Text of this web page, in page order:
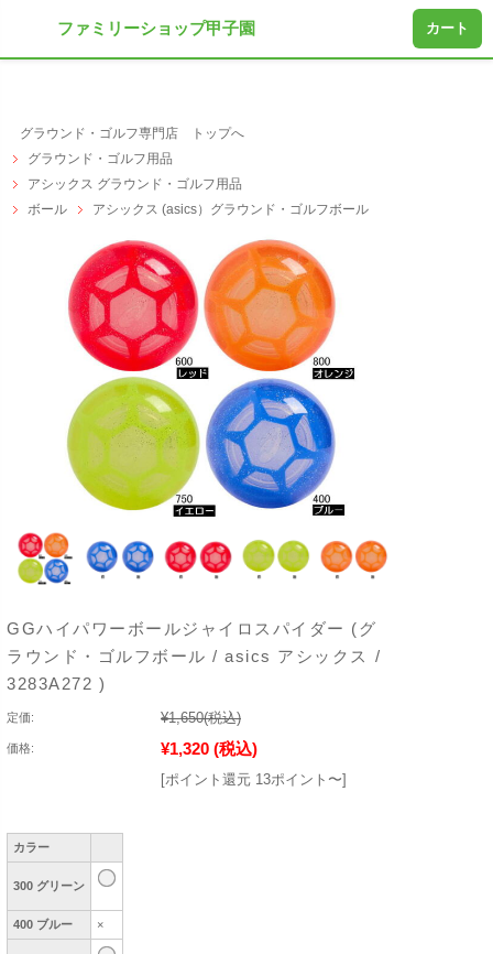
グラウンド・ゴルフ専門店 トップへ
グラウンド・ゴルフ用品
アシックス グラウンド・ゴルフ用品
ボール
アシックス (asics）グラウンド・ゴルフボール
GGハイパワーボールジャイロスパイダー (グ
ラウンド・ゴルフボール / asics アシックス /
3283A272 )
定価: ¥1,650(税込)
価格: ¥1,320 (税込)
[ポイント還元 13ポイント〜]
カラー
300 グリーン
400 ブルー ×
ファミリーショップ甲子園 カート